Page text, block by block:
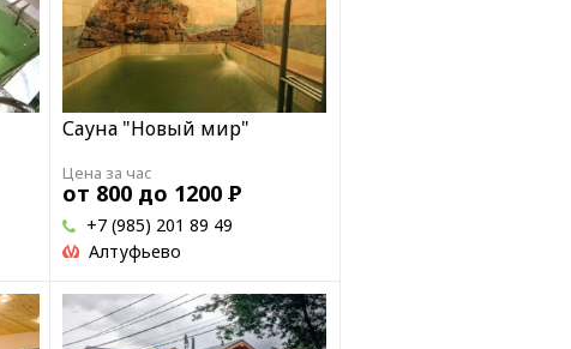
Сауна "Новый мир"
Цена за час
от 800 до 1200 Р
Алтуфьево
+7 (985) 201 89 49